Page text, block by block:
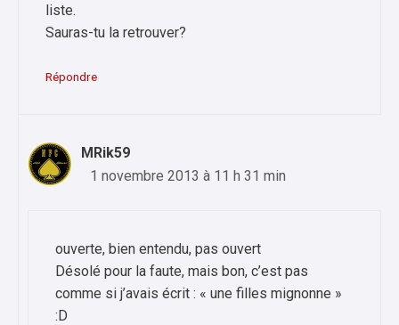
liste.
Sauras-tu la retrouver?
Répondre
MRik59
1 novembre 2013 à 11 h 31 min
ouverte, bien entendu, pas ouvert
Désolé pour la faute, mais bon, c’est pas
comme si j’avais écrit : « une filles mignonne »
:D